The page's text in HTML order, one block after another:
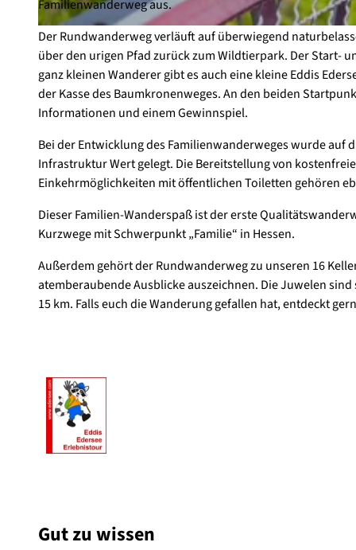
© Kappest, Eder-Radweg
Familienwanderweg aus.
Der Rundwanderweg verläuft auf überwiegend
über den urigen Pfad zurück zum Wildtierpark. Der Start-
ganz kleinen Wanderer gibt es auch eine kleine Eddis
der Kasse des Baumkronenweges. An den beiden
Informationen und einem Gewinnspiel.
Bei der Entwicklung des Familienwanderweges wurde
Infrastruktur Wert gelegt. Die Bereitstellung von
Einkehrmöglichkeiten mit öffentlichen Toiletten gehören
Dieser Familien-Wanderspaß ist der erste
Kurzwege mit Schwerpunkt „Familie“ in Hessen.
Außerdem gehört der Rundwanderweg zu unseren 16
atemberaubende Ausblicke auszeichnen. Die Juwelen
15 km. Falls euch die Wanderung gefallen hat, entdeckt
Gut zu wissen